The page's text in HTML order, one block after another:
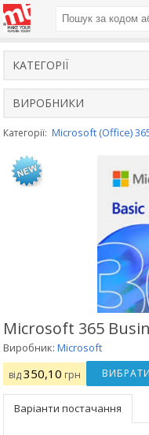
КАТЕГОРІЇ
ВИРОБНИКИ
Категорії: Microsoft (Office)
Microsoft 365
Виробник:Microsoft
від350,10 грн ВИБРАТИ
Варіанти постачання